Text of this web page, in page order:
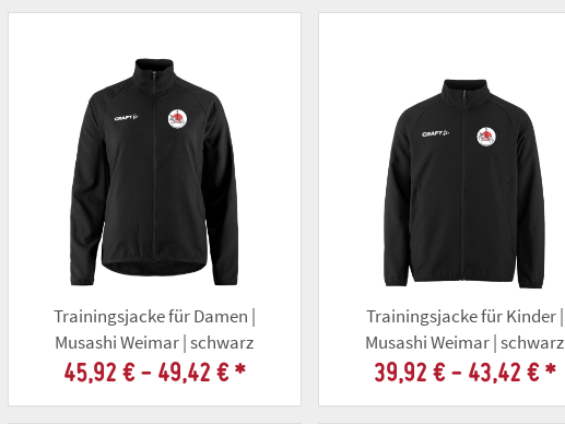
Trainingsjacke für Damen |
Musashi Weimar | schwarz
45,92 € - 49,42 € *
Trainingsjacke für Kinder |
Musashi Weimar | schwarz
39,92 € - 43,42 € *